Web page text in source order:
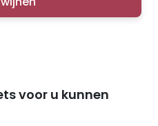
voor u kunnen